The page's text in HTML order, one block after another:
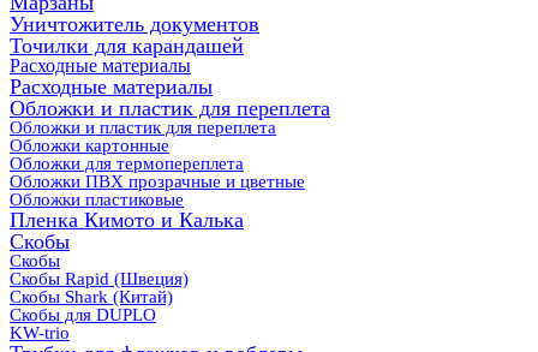
Уничтожитель документов
Точилки для карандашей
Расходные материалы
Расходные материалы
Обложки и пластик для переплета
Обложки и пластик для переплета
Обложки картонные
Обложки для термопереплета
Обложки ПВХ прозрачные и цветные
Обложки пластиковые
Пленка Кимото и Калька
Скобы
Скобы
Скобы Rapid (Швеция)
Скобы Shark (Китай)
Скобы для DUPLO
KW-trio